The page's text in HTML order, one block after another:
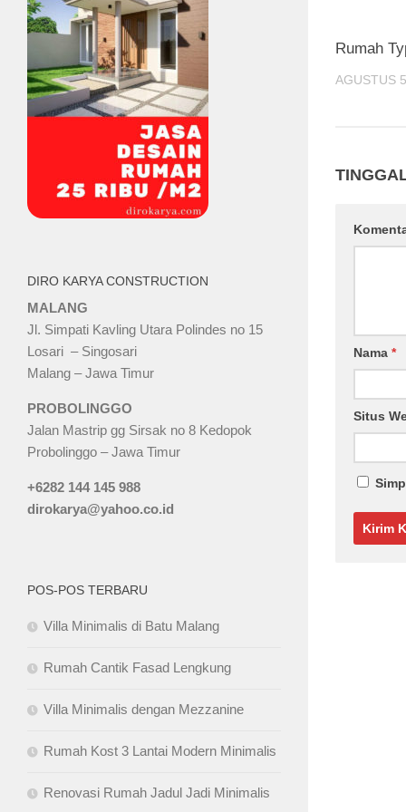
Rumah
AGUSTUS
Nama *
Situs
DIRO KARYA CONSTRUCTION
MALANG
Jl. Simpati Kavling Utara Polindes no 15
Losari – Singosari
Malang – Jawa Timur
PROBOLINGGO
Jalan Mastrip gg Sirsak no 8 Kedopok
Probolinggo – Jawa Timur
+6282 144 145 988
dirokarya@yahoo.co.id
POS-POS TERBARU
Villa Minimalis di Batu Malang
Rumah Cantik Fasad Lengkung
Villa Minimalis dengan Mezzanine
Rumah Kost 3 Lantai Modern Minimalis
Renovasi Rumah Jadul Jadi Minimalis